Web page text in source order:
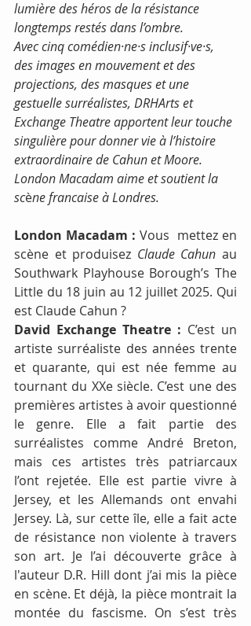
lumière des héros de la résistance
longtemps restés dans l’ombre.
Avec cinq comédien·ne·s inclusif·ve·s,
des images en mouvement et des
projections, des masques et une
gestuelle surréalistes, DRHArts et
Exchange Theatre apportent leur touche
singulière pour donner vie à l’histoire
extraordinaire de Cahun et Moore.
London Macadam aime et soutient la
scène francaise à Londres.
London Macadam : Vous  mettez en
scène et produisez Claude Cahun au
Southwark Playhouse Borough’s The
Little du 18 juin au 12 juillet 2025. Qui
est Claude Cahun ?
David Exchange Theatre : C’est un
artiste surréaliste des années trente
et quarante, qui est née femme au
tournant du XXe siècle. C’est une des
premières artistes à avoir questionné
le genre. Elle a fait partie des
surréalistes comme André Breton,
mais ces artistes très patriarcaux
l’ont rejetée. Elle est partie vivre à
Jersey, et les Allemands ont envahi
Jersey. Là, sur cette île, elle a fait acte
de résistance non violente à travers
son art. Je l’ai découverte grâce à
l'auteur D.R. Hill dont j’ai mis la pièce
en scène. Et déjà, la pièce montrait la
montée du fascisme. On s’est très